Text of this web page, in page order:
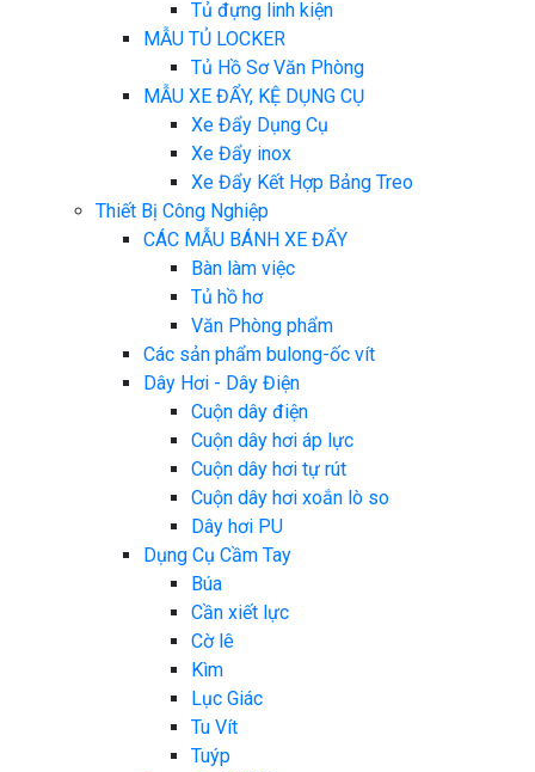
Tủ đựng linh kiện
MẪU TỦ LOCKER
Tủ Hồ Sơ Văn Phòng
MẪU XE ĐẨY, KỆ DỤNG CỤ
Xe Đẩy Dụng Cụ
Xe Đẩy inox
Xe Đẩy Kết Hợp Bảng Treo
Thiết Bị Công Nghiệp
CÁC MẪU BÁNH XE ĐẨY
Bàn làm việc
Tủ hồ hơ
Văn Phòng phẩm
Các sản phẩm bulong-ốc vít
Dây Hơi - Dây Điện
Cuộn dây điện
Cuộn dây hơi áp lực
Cuộn dây hơi tự rút
Cuộn dây hơi xoắn lò so
Dây hơi PU
Dụng Cụ Cầm Tay
Búa
Cần xiết lực
Cờ lê
Kìm
Lục Giác
Tu Vít
Tuýp